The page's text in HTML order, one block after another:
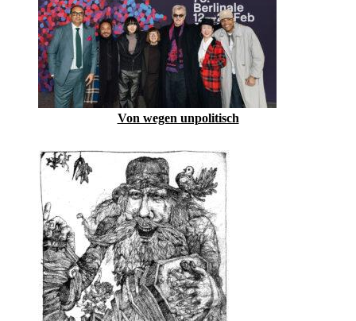
Von wegen unpolitisch